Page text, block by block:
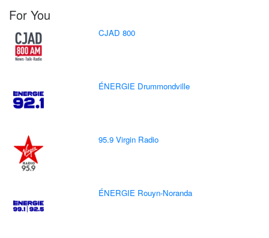
For You
CJAD 800
ÉNERGIE Drummondville
95.9 Virgin Radio
ÉNERGIE Rouyn-Noranda